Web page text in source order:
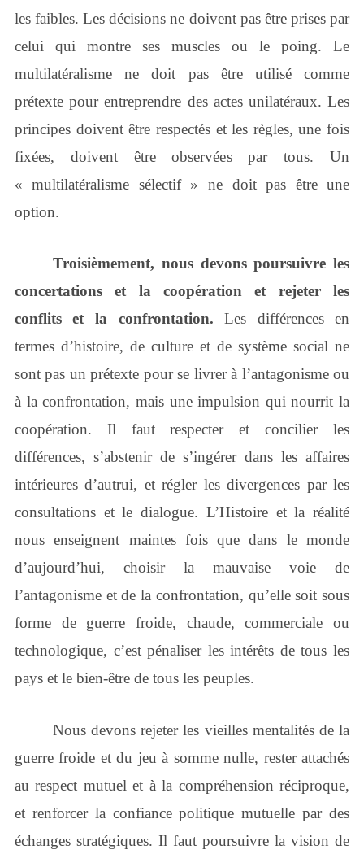
les faibles. Les décisions ne doivent pas être prises par
celui qui montre ses muscles ou le poing. Le
multilatéralisme ne doit pas être utilisé comme
prétexte pour entreprendre des actes unilatéraux. Les
principes doivent être respectés et les règles, une fois
fixées, doivent être observées par tous. Un
« multilatéralisme sélectif » ne doit pas être une
option.
Troisièmement, nous devons poursuivre les
concertations et la coopération et rejeter les
conflits et la confrontation.Les différences en
termes d’histoire, de culture et de système social ne
sont pas un prétexte pour se livrer à l’antagonisme ou
à la confrontation, mais une impulsion qui nourrit la
coopération. Il faut respecter et concilier les
différences, s’abstenir de s’ingérer dans les affaires
intérieures d’autrui, et régler les divergences par les
consultations et le dialogue. L’Histoire et la réalité
nous enseignent maintes fois que dans le monde
d’aujourd’hui, choisir la mauvaise voie de
l’antagonisme et de la confrontation, qu’elle soit sous
forme de guerre froide, chaude, commerciale ou
technologique, c’est pénaliser les intérêts de tous les
pays et le bien-être de tous les peuples.
Nous devons rejeter les vieilles mentalités de la
guerre froide et du jeu à somme nulle, rester attachés
au respect mutuel et à la compréhension réciproque,
et renforcer la confiance politique mutuelle par des
échanges stratégiques. Il faut poursuivre la vision de